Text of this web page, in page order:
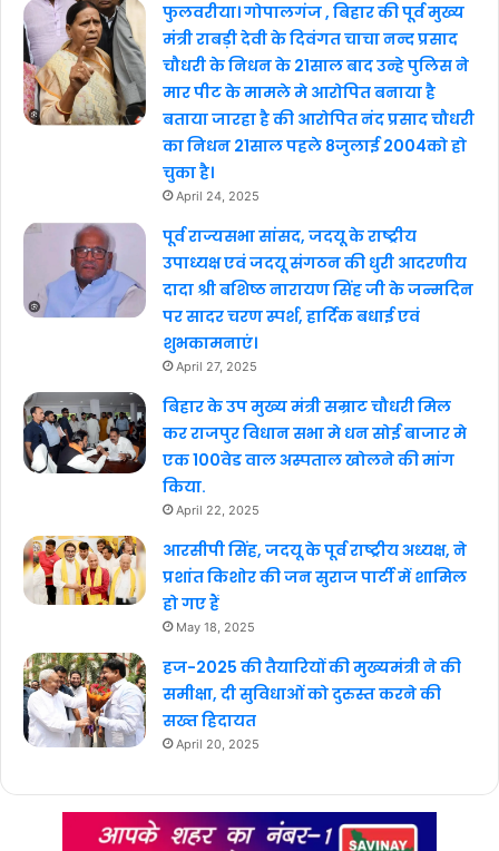
फुलवरीया। गोपालगंज , बिहार की पूर्व मुख्य
मंत्री राबड़ी देवी के दिवंगत चाचा नन्द प्रसाद
चौधरी के निधन के 21साल बाद उन्हे पुलिस ने
मार पीट के मामले मे आरोपित बनाया है
बताया जारहा है की आरोपित नंद प्रसाद चौधरी
का निधन 21साल पहले 8जुलाई 2004को हो
चुका है।
April 24, 2025
पूर्व राज्यसभा सांसद, जदयू के राष्ट्रीय
उपाध्यक्ष एवं जदयू संगठन की धुरी आदरणीय
दादा श्री बशिष्ठ नारायण सिंह जी के जन्मदिन
पर सादर चरण स्पर्श, हार्दिक बधाई एवं
शुभकामनाएं।
April 27, 2025
बिहार के उप मुख्य मंत्री सम्राट चौधरी मिल
कर राजपुर विधान सभा मे धन सोई बाजार मे
एक 100वेड वाल अस्पताल खोलने की मांग
किया.
April 22, 2025
आरसीपी सिंह, जदयू के पूर्व राष्ट्रीय अध्यक्ष, ने
प्रशांत किशोर की जन सुराज पार्टी में शामिल
हो गए हैं
May 18, 2025
हज-2025 की तैयारियों की मुख्यमंत्री ने की
समीक्षा, दी सुविधाओं को दुरुस्त करने की
सख्त हिदायत
April 20, 2025